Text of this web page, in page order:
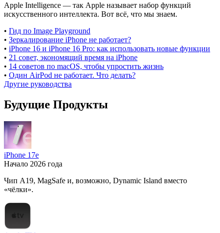
Apple Intelligence — так Apple называет набор функций
искусственного интеллекта. Вот всё, что мы знаем.
• Гид по Image Playground
• Зеркалирование iPhone не работает?
• iPhone 16 и iPhone 16 Pro: как использовать новые функции
• 21 совет, экономящий время на iPhone
• 14 советов по macOS, чтобы упростить жизнь
• Один AirPod не работает. Что делать?
Другие руководства
Будущие Продукты
iPhone 17e
Начало 2026 года
Чип A19, MagSafe и, возможно, Dynamic Island вместо
«чёлки».